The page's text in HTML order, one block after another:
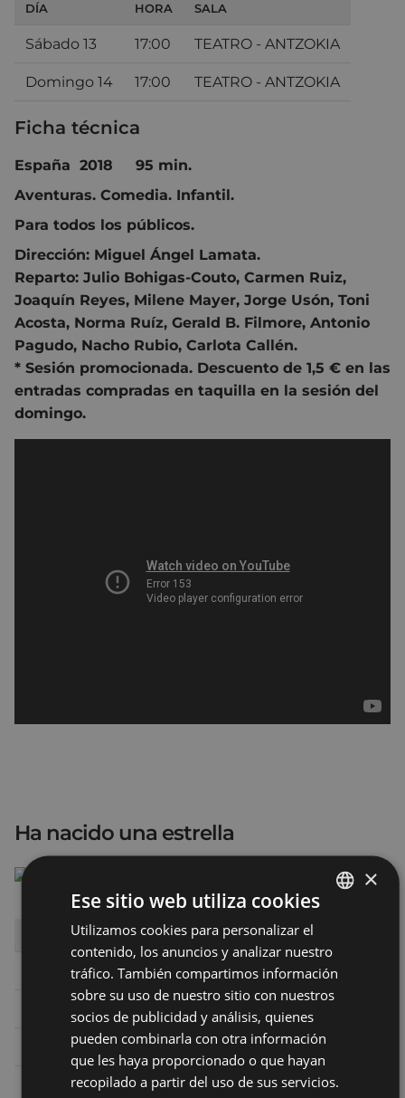
DÍA HORA SALA
Sábado 13 17:00 TEATRO - ANTZOKIA
Domingo 14 17:00 TEATRO - ANTZOKIA
Ficha técnica
España 2018 95 min.
Aventuras. Comedia. Infantil.
Para todos los públicos.
Dirección: Miguel Ángel Lamata.
Reparto: Julio Bohigas-Couto, Carmen Ruiz,
Joaquín Reyes, Milene Mayer, Jorge Usón, Toni
Acosta, Norma Ruíz, Gerald B. Filmore, Antonio
Pagudo, Nacho Rubio, Carlota Callén.
* Sesión promocionada. Descuento de 1,5 € en las
entradas compradas en taquilla en la sesión del
domingo.
Ha nacido una estrella
HORA SALA
Viernes 12 20:00 TEATRO - ANTZOKIA
Sábado 13 17:00 SALA 1 ARETOA
Sábado 13 19:45 TEATRO - ANTZOKIA
Sábado 13 22:30 TEATRO - ANTZOKIA
SPANISH
×
Ese sitio web utiliza cookies
Utilizamos cookies para personalizar el
contenido, los anuncios y analizar nuestro
tráfico. También compartimos información
sobre su uso de nuestro sitio con nuestros
socios de publicidad y análisis, quienes
pueden combinarla con otra información
que les haya proporcionado o que hayan
recopilado a partir del uso de sus servicios.